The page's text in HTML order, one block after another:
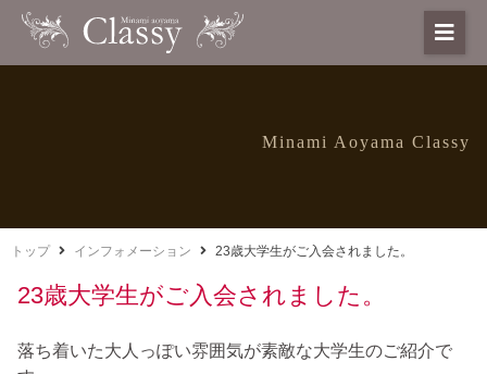
Minami Aoyama Classy
トップ インフォメーション 23歳大学生がご入会されました。
23歳大学生がご入会されました。
落ち着いた大人っぽい雰囲気が素敵な大学生のご紹介で